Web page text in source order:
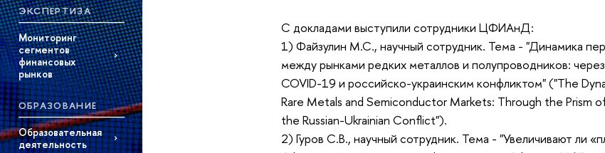
ЭКСПЕРТИЗА
Мониторинг
сегментов
финансовых
рынков
ОБРАЗОВАНИЕ
Образовательная
деятельность
С докладами выступили сотрудники ЦФИАнД:
1) Файзулин М.С., научный сотрудник. Тема - "Динамика
между рынками редких металлов и полупроводников:
COVID-19 и российско-украинским конфликтом" ("The
Rare Metals and Semiconductor Markets: Through the Prism
the Russian-Ukrainian Conflict").
2) Гуров С.В., научный сотрудник. Тема - "Увеличивают ли